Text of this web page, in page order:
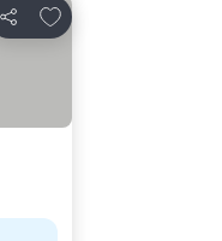
Compartir
Agregar a favoritos